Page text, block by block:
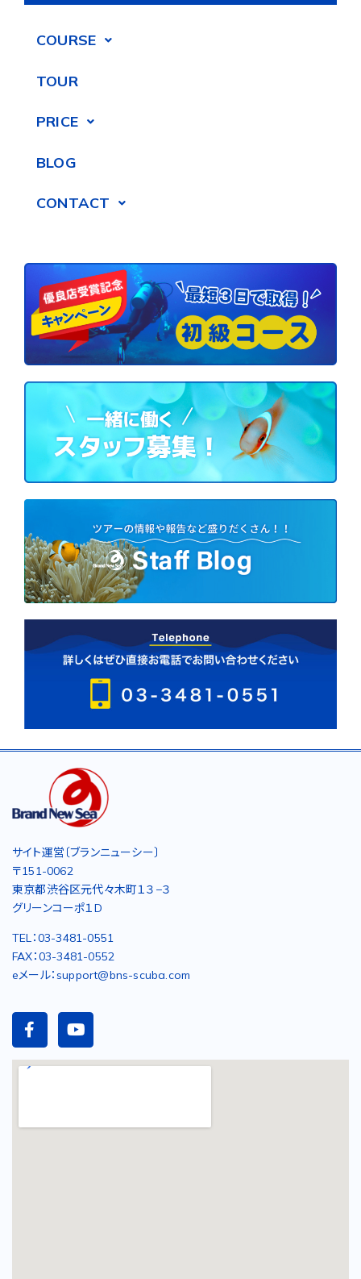
COURSE
TOUR
PRICE
BLOG
CONTACT
サイト運営〔ブランニューシー〕
〒151-0062
東京都渋谷区元代々木町１３−３
グリーンコーポ１D
TEL：03-3481-0551
FAX：03-3481-0552
eメール：support@bns-scuba.com